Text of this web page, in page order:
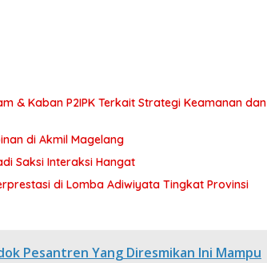
& Kaban P2IPK Terkait Strategi Keamanan dan
di Akmil Magelang
Saksi Interaksi Hangat
di Lomba Adiwiyata Tingkat Provinsi
Pesantren Yang Diresmikan Ini Mampu